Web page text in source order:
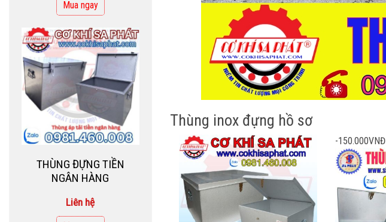
Thùng inox đựng hồ sơ
-150.000VNĐ
THÙNG ĐỰNG TIỀN
NGÂN HÀNG
Liên hệ